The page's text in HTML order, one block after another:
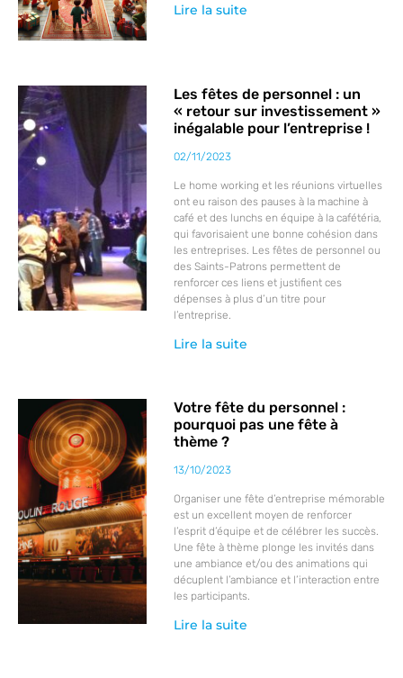
Lire la suite
Les fêtes de personnel : un
« retour sur investissement »
inégalable pour l’entreprise !
02/11/2023
Le home working et les réunions virtuelles
ont eu raison des pauses à la machine à
café et des lunchs en équipe à la cafétéria,
qui favorisaient une bonne cohésion dans
les entreprises. Les fêtes de personnel ou
des Saints-Patrons permettent de
renforcer ces liens et justifient ces
dépenses à plus d’un titre pour
l’entreprise.
Lire la suite
Votre fête du personnel :
pourquoi pas une fête à
thème ?
13/10/2023
Organiser une fête d’entreprise mémorable
est un excellent moyen de renforcer
l’esprit d’équipe et de célébrer les succès.
Une fête à thème plonge les invités dans
une ambiance et/ou des animations qui
décuplent l’ambiance et l’interaction entre
les participants.
Lire la suite